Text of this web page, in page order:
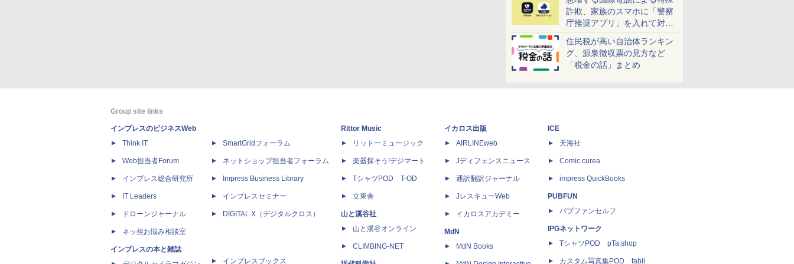
詐欺、家族のスマホに「警察
庁推奨アプリ」を入れて対策
しよう！
住民税が高い自治体ランキン
グ、源泉徴収票の見方など
「税金の話」まとめ
Group site links
インプレスのビジネスWeb
Think IT
Web担当者Forum
インプレス総合研究所
IT Leaders
ドローンジャーナル
ネッ担お悩み相談室
インプレスの本と雑誌
SmartGridフォーラム
ネットショップ担当者フォーラム
Impress Business Library
インプレスセミナー
DIGITAL X（デジタルクロス）
インプレスブックス
Rittor Music
リットーミュージック
楽器探そう!デジマート
TシャツPOD T-OD
立東舎
山と溪谷社
山と溪谷オンライン
CLIMBING-NET
イカロス出版
AIRLINEweb
Jディフェンスニュース
通訳翻訳ジャーナル
JレスキューWeb
イカロスアカデミー
MdN
MdN Books
ICE
天海社
Comic curea
impress QuickBooks
PUBFUN
パブファンセルフ
IPGネットワーク
TシャツPOD pTa.shop
カスタム写真集POD fabli